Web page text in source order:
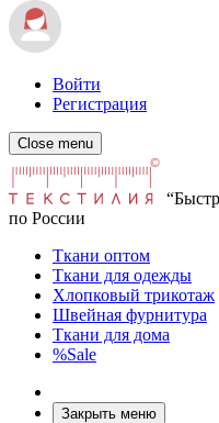
Войти
Регистрация
Close menu
по России
Ткани оптом
Ткани для одежды
Хлопковый трикотаж
Швейная фурнитура
Ткани для дома
%Sale
Закрыть меню